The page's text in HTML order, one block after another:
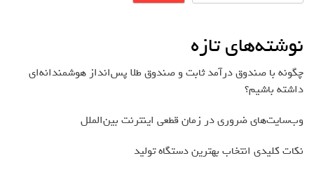
نوشته‌های تازه
چگونه با صندوق درآمد ثابت و صندوق طلا پس‌انداز هوشمندانه‌ای
داشته باشیم؟
وب‌سایت‌های ضروری در زمان قطعی اینترنت بین‌الملل
نکات کلیدی انتخاب بهترین دستگاه تولید